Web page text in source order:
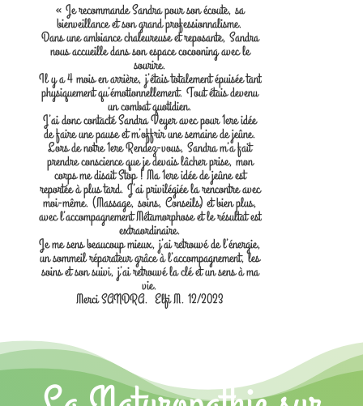
« Je recommande Sandra pour son écoute, sa
bienveillance et son grand professionnalisme.
Dans une ambiance chaleureuse et reposante, Sandra
nous accueille dans son espace cocooning avec le
sourire.
Il y a 4 mois en arrière, j’étais totalement épuisée tant
physiquement qu’émotionnellement. Tout étais devenu
un combat quotidien.
J’ai donc contacté Sandra Veyer avec pour 1ere idée
de faire une pause et m’offrir une semaine de jeûne.
Lors de notre 1ere Rendez-vous, Sandra m’a fait
prendre conscience que je devais lâcher prise, mon
corps me disait Stop ! Ma 1ere idée de jeûne est
reportée à plus tard. J’ai privilégiée la rencontre avec
moi-même. (Massage, soins, Conseils) et bien plus,
avec l’accompagnement Métamorphose et le résultat est
extraordinaire.
Je me sens beaucoup mieux, j’ai retrouvé de l’énergie,
un sommeil réparateur grâce à l’accompagnement, les
soins et son suivi, j’ai retrouvé la clé et un sens à ma
vie.
Merci SANDRA. Elfi M. 12/2023